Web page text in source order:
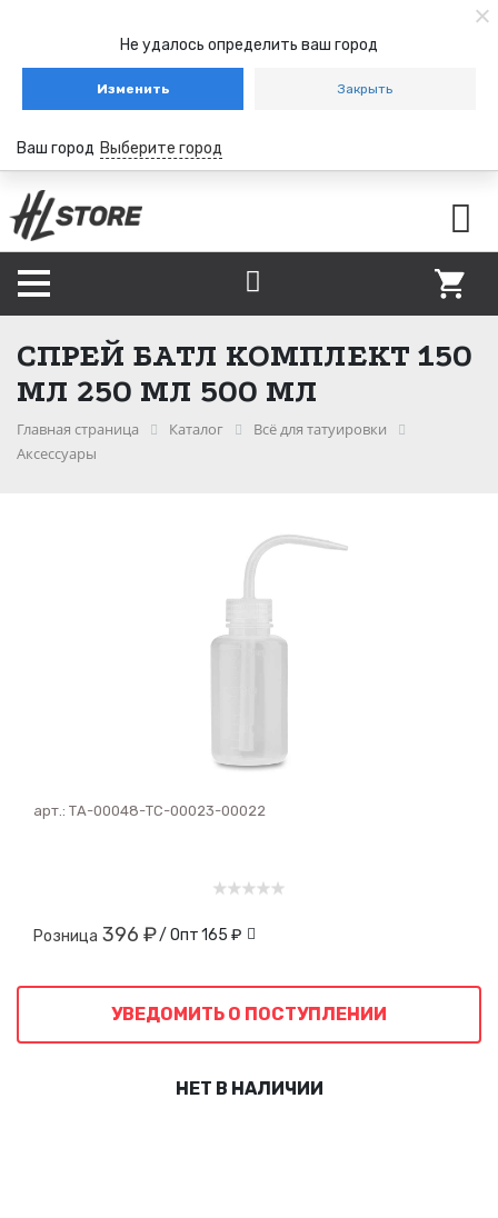
Не удалось определить ваш город
Изменить Закрыть
Ваш город Выберите город
СПРЕЙ БАТЛ КОМПЛЕКТ 150
МЛ 250 МЛ 500 МЛ
Главная страница Каталог
Всё для татуировки
Аксессуары
арт.: ТА-00048-ТС-00023-00022
Розница 396 ₽/ Опт165 ₽
УВЕДОМИТЬ О ПОСТУПЛЕНИИ
НЕТ В НАЛИЧИИ